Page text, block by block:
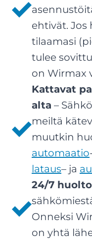
ehtivät. Jos
tilaamasi
tulee
on Wirmax
Kattavat
alta –
meiltä
muutkin
automaatio
lataus– ja
24/7
Onneksi
on yhtä